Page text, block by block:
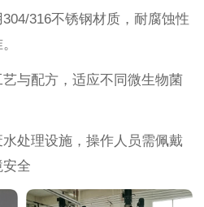
316不锈钢材质，耐腐蚀性
与配方，适应不同微生物菌
处理设施，操作人员需佩戴
全